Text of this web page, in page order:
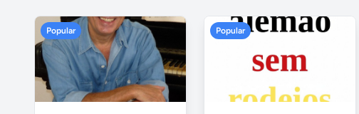
Popular Popular